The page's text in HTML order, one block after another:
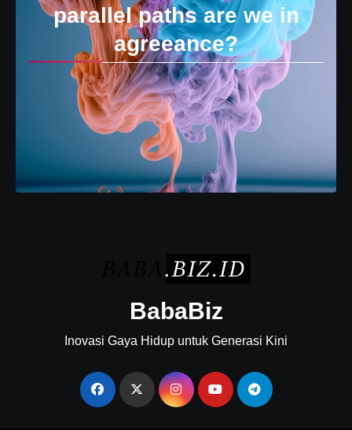
parallel paths are we in
agreeance?
BabaBiz
Inovasi Gaya Hidup untuk Generasi Kini